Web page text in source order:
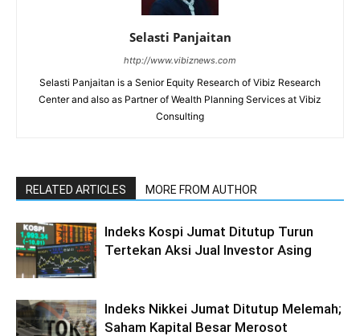
Selasti Panjaitan
http://www.vibiznews.com
Selasti Panjaitan is a Senior Equity Research of Vibiz Research
Center and also as Partner of Wealth Planning Services at Vibiz
Consulting
RELATED ARTICLES MORE FROM AUTHOR
Indeks Kospi Jumat Ditutup Turun
Tertekan Aksi Jual Investor Asing
Indeks Nikkei Jumat Ditutup Melemah;
Saham Kapital Besar Merosot